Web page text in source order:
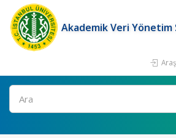
Akademik Veri Yönetim
Ara